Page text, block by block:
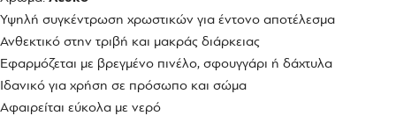
Υψηλή συγκέντρωση χρωστικών για έντονο αποτέλεσμα
Ανθεκτικό στην τριβή και μακράς διάρκειας
Εφαρμόζεται με βρεγμένο πινέλο, σφουγγάρι ή δάχτυλα
Ιδανικό για χρήση σε πρόσωπο και σώμα
Αφαιρείται εύκολα με νερό